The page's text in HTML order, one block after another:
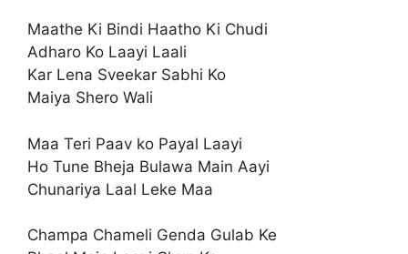
Maathe Ki Bindi Haatho Ki Chudi
Adharo Ko Laayi Laali
Kar Lena Sveekar Sabhi Ko
Maiya Shero Wali
Maa Teri Paav ko Payal Laayi
Ho Tune Bheja Bulawa Main Aayi
Chunariya Laal Leke Maa
Champa Chameli Genda Gulab Ke